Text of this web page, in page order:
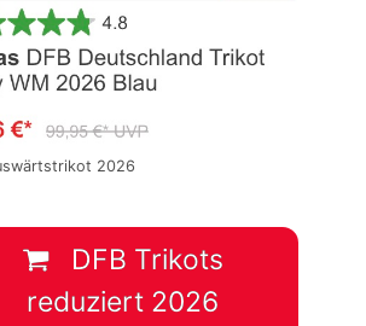
2026
DFB Trikots
reduziert 2026